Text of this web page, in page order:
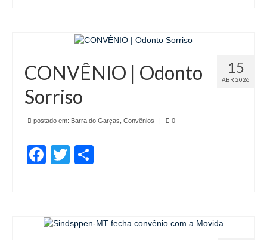
15
ABR 2026
CONVÊNIO | Odonto
Sorriso
postado em: Barra do Garças Convênios | 0
Facebook
Twitter